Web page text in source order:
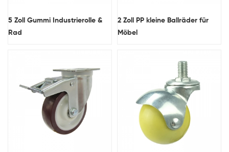
5 Zoll Gummi Industrierolle &
Rad
2 Zoll PP kleine Ballräder für
Möbel